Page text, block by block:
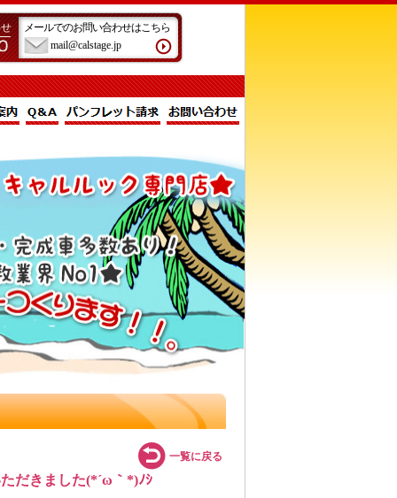
メールでのお問い合わせはこちら
mail@calstage.jp
一覧に戻る
だきました(*´ω｀*)ﾉｼ